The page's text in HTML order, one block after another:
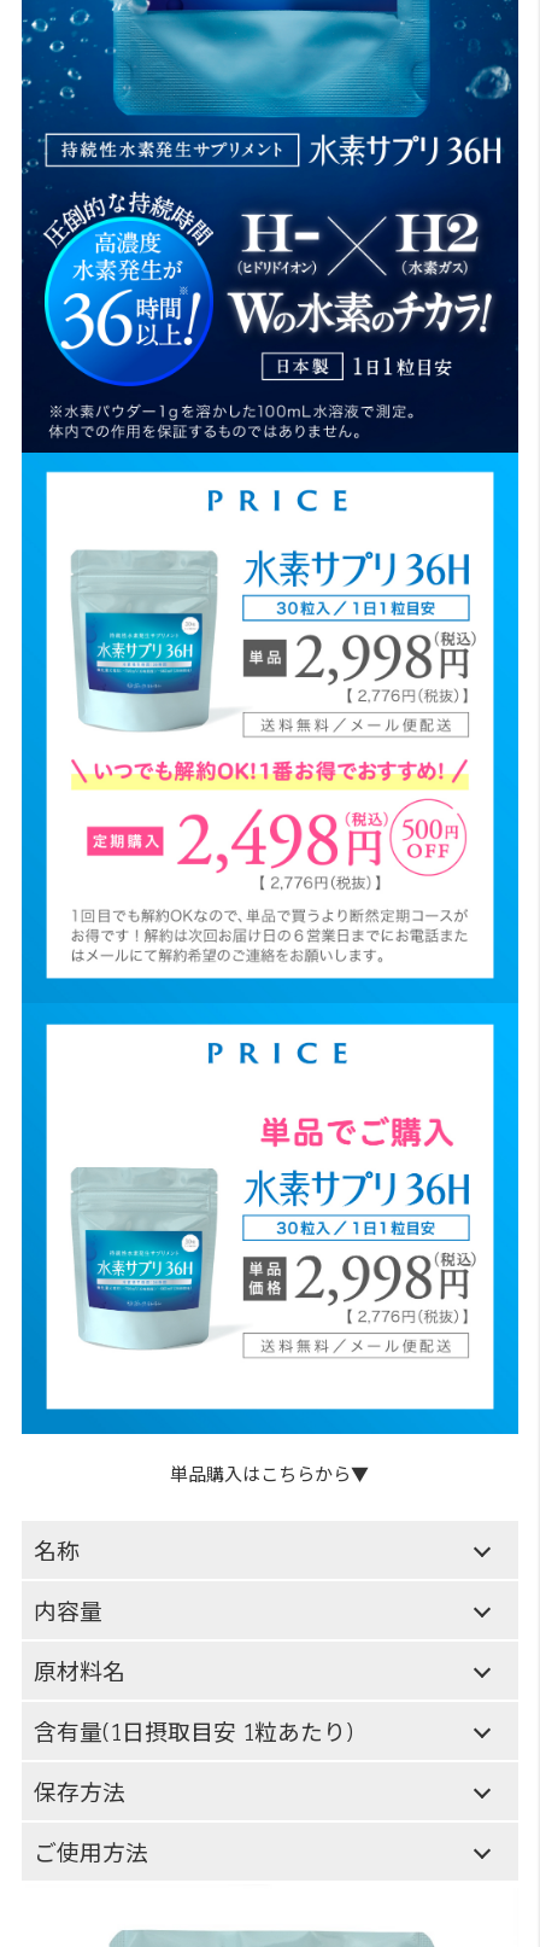
単品購入はこちらから▼
名称
内容量
原材料名
含有量(1日摂取目安 1粒あたり)
保存方法
ご使用方法